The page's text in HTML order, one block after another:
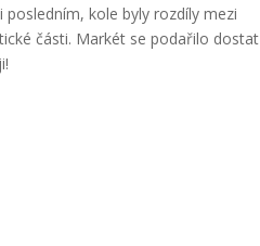
kole byly rozdíly mezi
části. Markét se podařilo dostat